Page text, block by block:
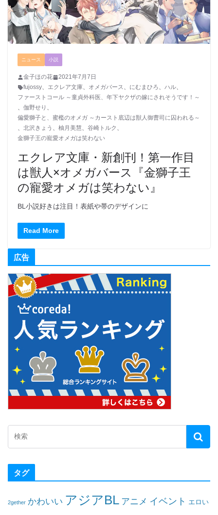
ニュース 小説
金子ほの花
2021年7月7日
fujossy、 エクレア文庫、 オメガバース、 にむまひろ、 ハル、
ファーストコール ～童貞外科医、年下ヤクザの嫁にされそうです！～
、 伽野せり 、
偏愛獅子と、蜜檻のオメガ ～カースト底辺は獣人御曹司に囚われる～
、 北沢きょう 、 柚月美慧、 谷崎トルク 、
金獅子王の寵愛オメガは笑わない
エクレア文庫・新創刊！第一作目
は獣人×オメガバース『金獅子王
の寵愛オメガは笑わない』
BL小説好きは注目！表紙や帯のデザインに
Read More
広告
タグ
2gether かわいい アジアBL アニメ イベント エロい